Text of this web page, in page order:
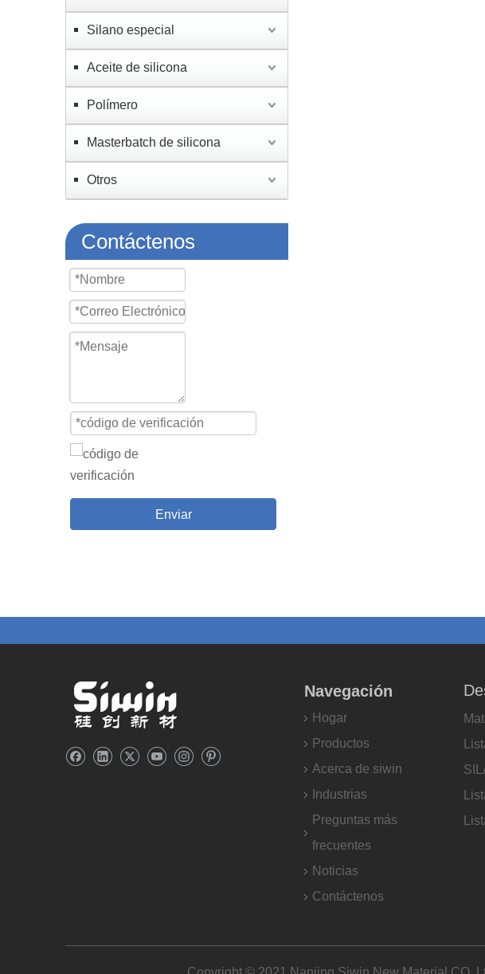
Silano especial
Aceite de silicona
Polímero
Masterbatch de silicona
Otros
Contáctenos
Enviar
Navegación
Hogar
Productos
Acerca de siwin
Industrias
Preguntas más
frecuentes
Noticias
Contáctenos